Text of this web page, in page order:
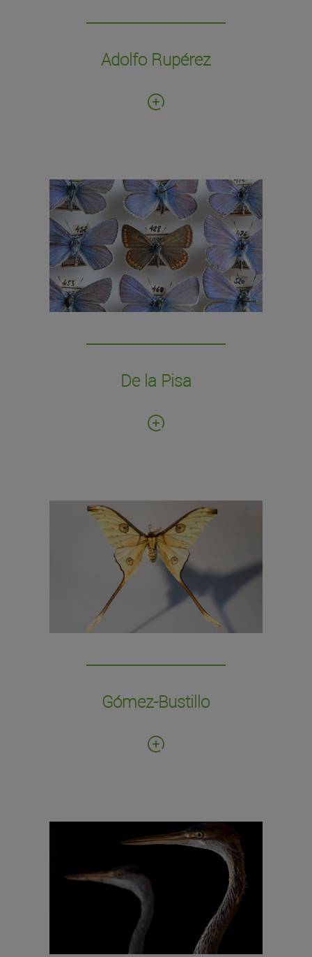
Adolfo Rupérez
De la Pisa
Fecha de donación: 1980
Número de ejemplares: 100
Cajas entomológicas de lepidópteros.
Gómez-Bustillo
Fecha de donación: 1987
Número de ejemplares: 30 cajas
entomológicas
Colección de grandes mariposas tropicales,
con ejemplares de Extremo Oriente, África y
Sudamérica, del prestigioso entomólogo
Jaime Anfruns.
Fecha de donación: 1995
Número de ejemplares: 7.000
Valiosa colección de mamíferos, aves,
reptiles, anfibios, invertebrados y
artrópodos de todas las partes del mundo,